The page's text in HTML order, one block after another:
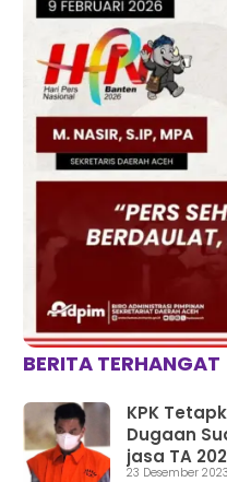
BERITA TERHANGAT
KPK
Dugaan
jasa TA
23 Desember 2023